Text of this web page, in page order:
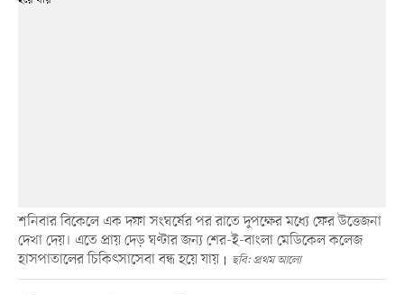
শনিবার বিকেলে এক দফা সংঘর্ষের পর রাতে দুপক্ষের মধ্যে ফের উত্তেজনা
দেখা দেয়। এতে প্রায় দেড় ঘণ্টার জন্য শের-ই-বাংলা মেডিকেল কলেজ
হাসপাতালের চিকিৎসাসেবা বন্ধ হয়ে যায়
ছবি: প্রথম আলো